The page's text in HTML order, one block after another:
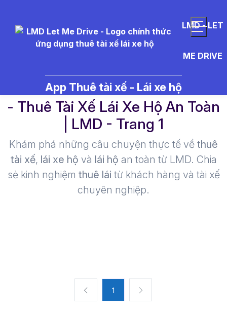
LMD - LET
ME DRIVE
App Thuê tài xế - Lái xe hộ
- Thuê Tài Xế Lái Xe Hộ An Toàn
| LMD - Trang 1​
Khám phá những câu chuyện thực tế về thuê
tài xế, lái xe hộ và lái hộ an toàn từ LMD. Chia
sẻ kinh nghiệm thuê lái từ khách hàng và tài xế
chuyên nghiệp.
1